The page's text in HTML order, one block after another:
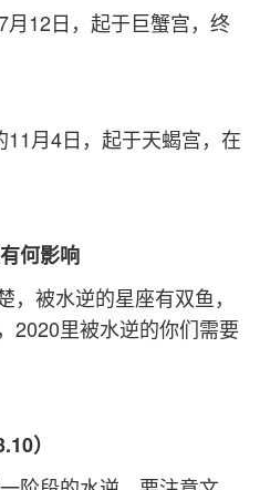
12日，起于巨蟹宫，终
月4日，起于天蝎宫，在
何影响
被水逆的星座有双鱼，
2020里被水逆的你们需要
）